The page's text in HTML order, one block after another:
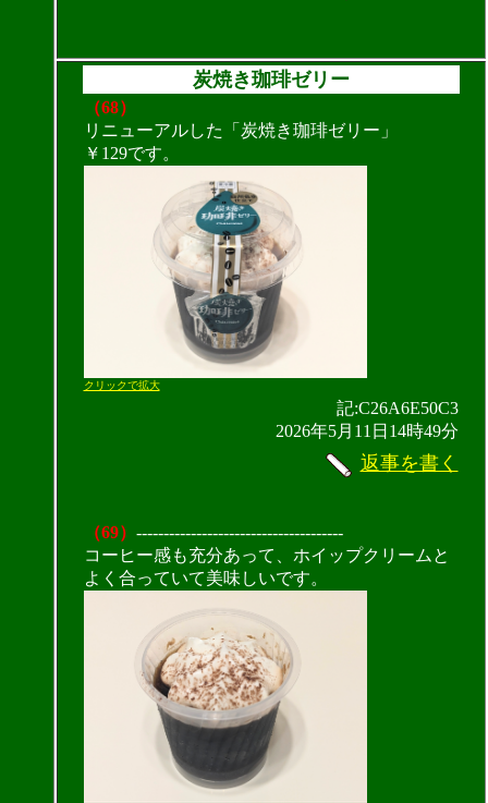
炭焼き珈琲ゼリー
（68）
リニューアルした「炭焼き珈琲ゼリー」
￥129です。
クリックで拡大
記:C26A6E50C3
2026年5月11日14時49分
返事を書く
（69） --------------------------------------
コーヒー感も充分あって、ホイップクリームと
よく合っていて美味しいです。